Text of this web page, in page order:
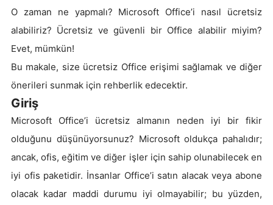
O zaman ne yapmalı? Microsoft Office’i nasıl ücretsiz
alabiliriz? Ücretsiz ve güvenli bir Office alabilir miyim?
Evet, mümkün!
Bu makale, size ücretsiz Office erişimi sağlamak ve diğer
önerileri sunmak için rehberlik edecektir.
Giriş
Microsoft Office’i ücretsiz almanın neden iyi bir fikir
olduğunu düşünüyorsunuz? Microsoft oldukça pahalıdır;
ancak, ofis, eğitim ve diğer işler için sahip olunabilecek en
iyi ofis paketidir. İnsanlar Office’i satın alacak veya abone
olacak kadar maddi durumu iyi olmayabilir; bu yüzden,